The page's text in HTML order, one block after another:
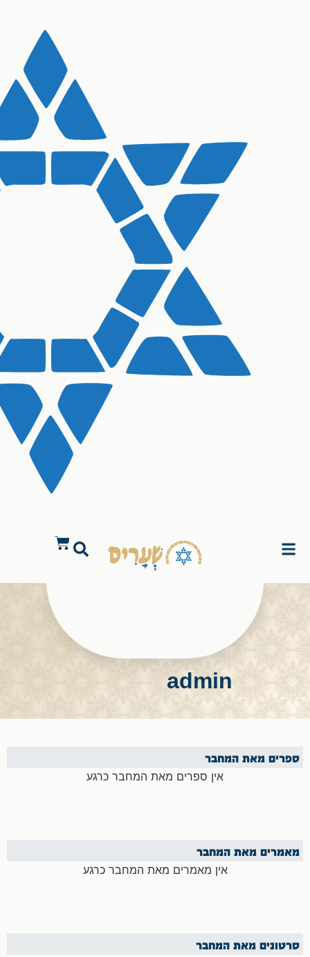
admin
ספרים מאת המחבר
אין ספרים מאת המחבר כרגע
מאמרים מאת המחבר
אין מאמרים מאת המחבר כרגע
סרטונים מאת המחבר